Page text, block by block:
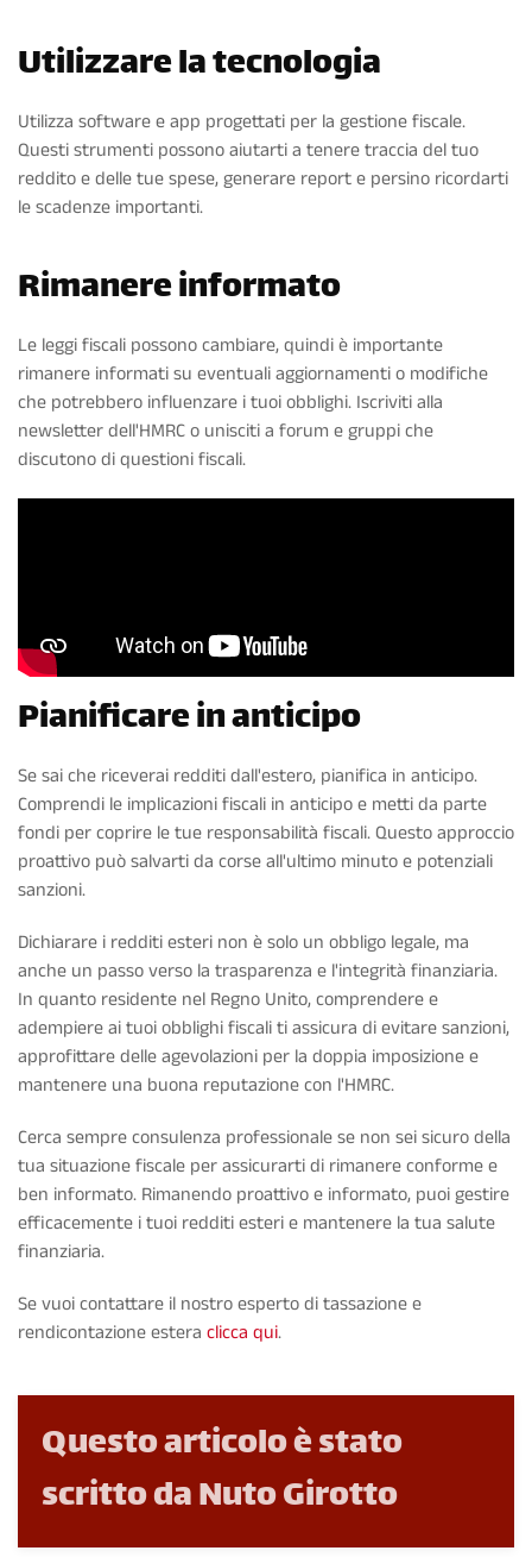
Utilizzare la tecnologia
Utilizza software e app progettati per la gestione fiscale.
Questi strumenti possono aiutarti a tenere traccia del tuo
reddito e delle tue spese, generare report e persino ricordarti
le scadenze importanti.
Rimanere informato
Le leggi fiscali possono cambiare, quindi è importante
rimanere informati su eventuali aggiornamenti o modifiche
che potrebbero influenzare i tuoi obblighi. Iscriviti alla
newsletter dell'HMRC o unisciti a forum e gruppi che
discutono di questioni fiscali.
Pianificare in anticipo
Se sai che riceverai redditi dall'estero, pianifica in anticipo.
Comprendi le implicazioni fiscali in anticipo e metti da parte
fondi per coprire le tue responsabilità fiscali. Questo approccio
proattivo può salvarti da corse all'ultimo minuto e potenziali
sanzioni.
Dichiarare i redditi esteri non è solo un obbligo legale, ma
anche un passo verso la trasparenza e l'integrità finanziaria.
In quanto residente nel Regno Unito, comprendere e
adempiere ai tuoi obblighi fiscali ti assicura di evitare sanzioni,
approfittare delle agevolazioni per la doppia imposizione e
mantenere una buona reputazione con l'HMRC.
Cerca sempre consulenza professionale se non sei sicuro della
tua situazione fiscale per assicurarti di rimanere conforme e
ben informato. Rimanendo proattivo e informato, puoi gestire
efficacemente i tuoi redditi esteri e mantenere la tua salute
finanziaria.
Se vuoi contattare il nostro esperto di tassazione e
rendicontazione estera clicca qui.
Questo articolo è stato
scritto da Nuto Girotto